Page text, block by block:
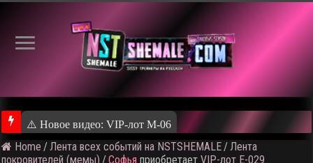
⚠️ Новое видео: VIP-лот M-06
Home / Лента всех событий на NSTSHEMALE / Лента
покровителей (мемы) /Софья приобретаетVIP-лот E-029